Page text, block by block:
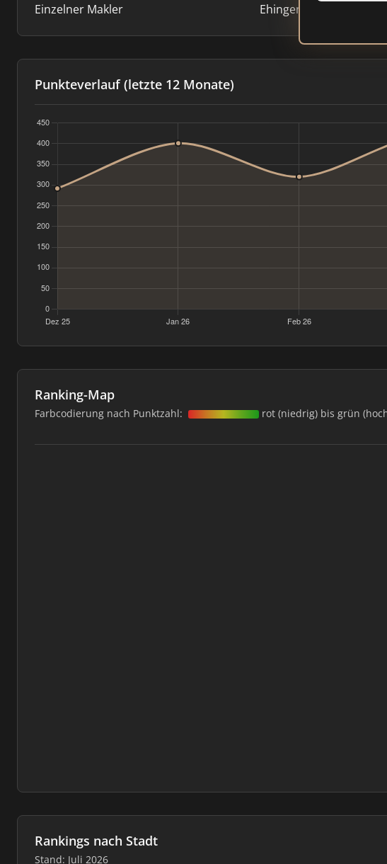
Einzelner Makler
Ehingen
Punkteverlauf (letzte 12 Monate)
Ranking-Map
Farbcodierung nach Punktzahl: rot (niedrig) bis grün
Rankings nach Stadt
Stand: Juli 2026